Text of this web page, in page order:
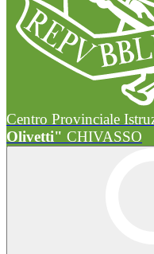
Centro Provinciale
Olivetti" CHIVASSO